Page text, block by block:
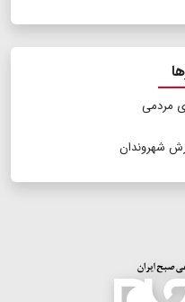
مردمی
شهروندان